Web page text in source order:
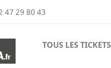
47 29 80 43
TOUS LES TICKETS